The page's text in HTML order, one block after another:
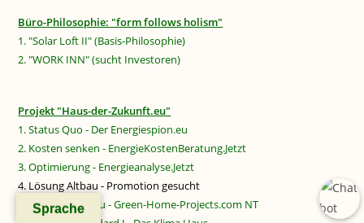
Büro-Philosophie: "form follows holism"
1. "Solar Loft II" (Basis-Philosophie)
2. "WORK INN" (sucht Investoren)
Projekt "Haus-der-Zukunft.eu"
1. Status Quo - Der Energiespion.eu
2. Kosten senken - EnergieKostenBeratung.Jetzt
3. Optimierung - Energieanalyse.Jetzt
4. Lösung Altbau - Promotion gesucht
5. Lösung Neubau - Green-Home-Projects.com NT
Sprache